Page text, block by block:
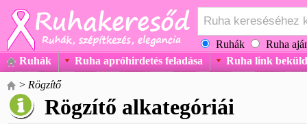
Ruhák
Ruha
Ruhák
Ruha apróhirdetés feladása Ruha link
> Rögzítő
Rögzítő alkategóriái